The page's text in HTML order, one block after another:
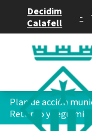
Decidim
Calafell
-
Plan de acción
Retorno y